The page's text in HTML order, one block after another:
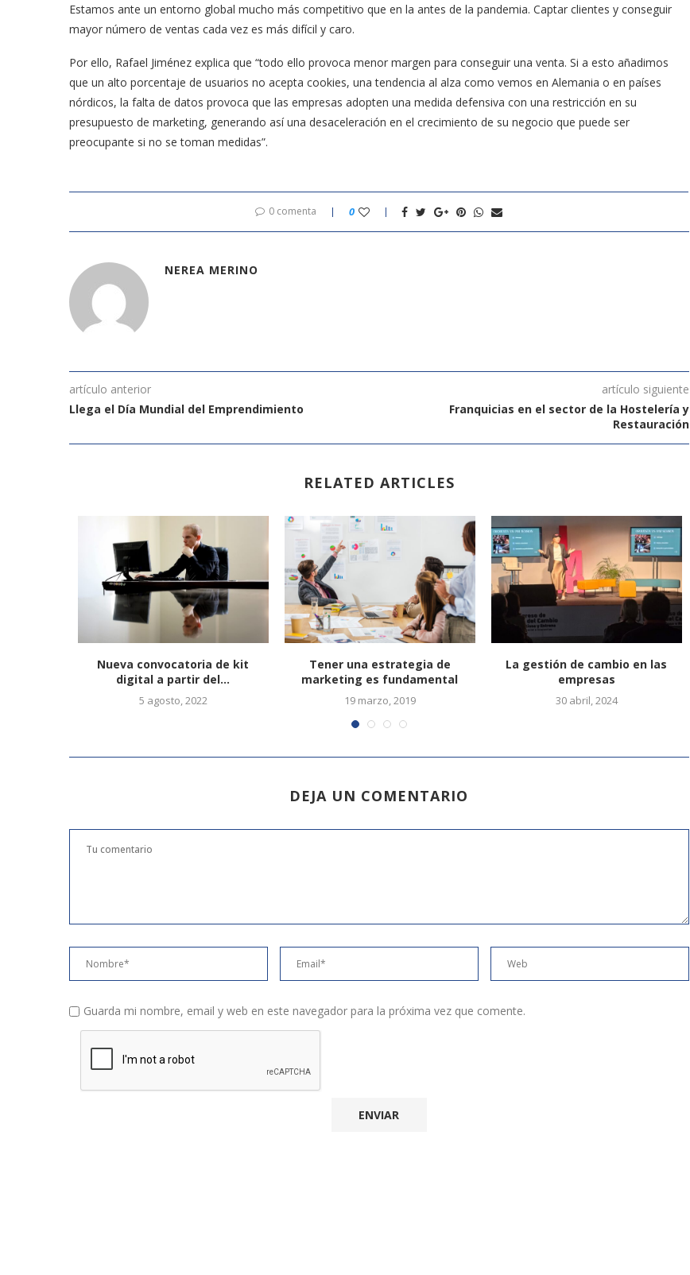
Estamos ante un entorno global mucho más competitivo que en la antes de la pandemia. Captar clientes y conseguir
mayor número de ventas cada vez es más difícil y caro.
Por ello, Rafael Jiménez explica que “todo ello provoca menor margen para conseguir una venta. Si a esto añadimos
que un alto porcentaje de usuarios no acepta cookies, una tendencia al alza como vemos en Alemania o en países
nórdicos, la falta de datos provoca que las empresas adopten una medida defensiva con una restricción en su
presupuesto de marketing, generando así una desaceleración en el crecimiento de su negocio que puede ser
preocupante si no se toman medidas”.
0 comenta 0
NEREA MERINO
artículo anterior
Llega el Día Mundial del Emprendimiento
artículo siguiente
Franquicias en el sector de la Hostelería y
Restauración
RELATED ARTICLES
Nueva convocatoria de kit
digital a partir del...
5 agosto, 2022
Tener una estrategia de
marketing es fundamental
19 marzo, 2019
La gestión de cambio en las
empresas
30 abril, 2024
DEJA UN COMENTARIO
Guarda mi nombre, email y web en este navegador para la próxima vez que comente.